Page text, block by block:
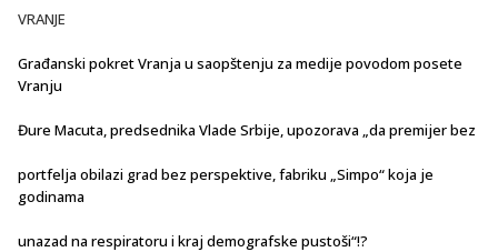
VRANJE
Građanski pokret Vranja u saopštenju za medije povodom posete
Vranju
Đure Macuta, predsednika Vlade Srbije, upozorava „da premijer bez
portfelja obilazi grad bez perspektive, fabriku „Simpo“ koja je
godinama
unazad na respiratoru i kraj demografske pustoši“!?